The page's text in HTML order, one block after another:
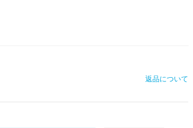
返品について